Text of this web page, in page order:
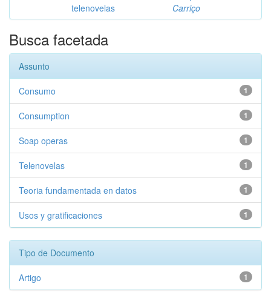
telenovelas
Carriço
Busca facetada
Assunto
1
Consumo
1
Consumption
1
Soap operas
1
Telenovelas
1
Teoria fundamentada en datos
1
Usos y gratificaciones
Tipo de Documento
1
Artigo